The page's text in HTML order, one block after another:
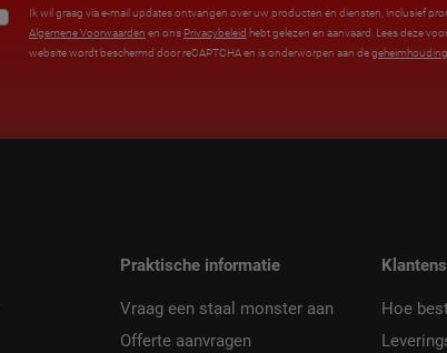
Ik wil graag via e-mail updates ontvangen over uw producten en diensten, inclusief
Algemene Voorwaarden en ons Privacybeleid hebt gelezen en aanvaard. Lees deze
website wordt beschermd door reCAPTCHA en is onderworpen aan de
Praktische informatie
Vraag een staal monster aan
Offerte aanvragen
Hoe